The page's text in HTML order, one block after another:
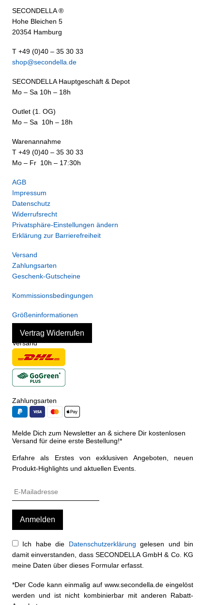
SECONDELLA ®
Hohe Bleichen 5
20354 Hamburg
T +49 (0)40 – 35 30 33
shop@secondella.de
SECONDELLA Hauptgeschäft & Depot
Mo – Sa 10h – 18h
Outlet (1. OG)
Mo – Sa 10h – 18h
Warenannahme
T +49 (0)40 – 35 30 33
Mo – Fr 10h – 17:30h
AGB
Impressum
Datenschutz
Widerrufsrecht
Privatsphäre-Einstellungen ändern
Erklärung zur Barrierefreiheit
Versand
Zahlungsarten
Geschenk-Gutscheine
Kommissionsbedingungen
Größeninformationen
Vertrag Widerrufen
Versand
Zahlungsarten
Melde Dich zum Newsletter an & sichere Dir kostenlosen
Versand für deine erste Bestellung!*
Erfahre als Erstes von exklusiven Angeboten, neuen
Produkt-Highlights und aktuellen Events.
Ich habe die Datenschutzerklärung gelesen und bin
damit einverstanden, dass SECONDELLA GmbH & Co. KG
meine Daten über dieses Formular erfasst.
*Der Code kann einmalig auf www.secondella.de eingelöst
werden und ist nicht kombinierbar mit anderen Rabatt-